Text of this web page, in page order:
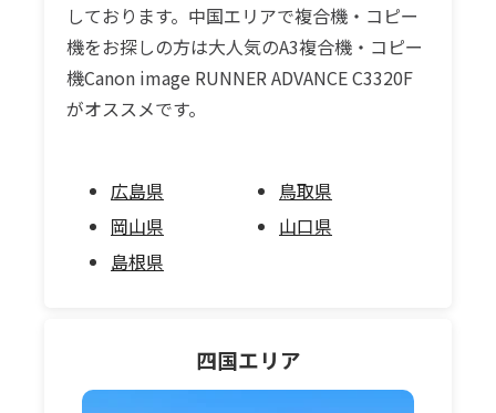
しております。中国エリアで複合機・コピー
機をお探しの方は大人気のA3複合機・コピー
機Canon image RUNNER ADVANCE C3320F
がオススメです。
広島県
岡山県
島根県
鳥取県
山口県
四国エリア